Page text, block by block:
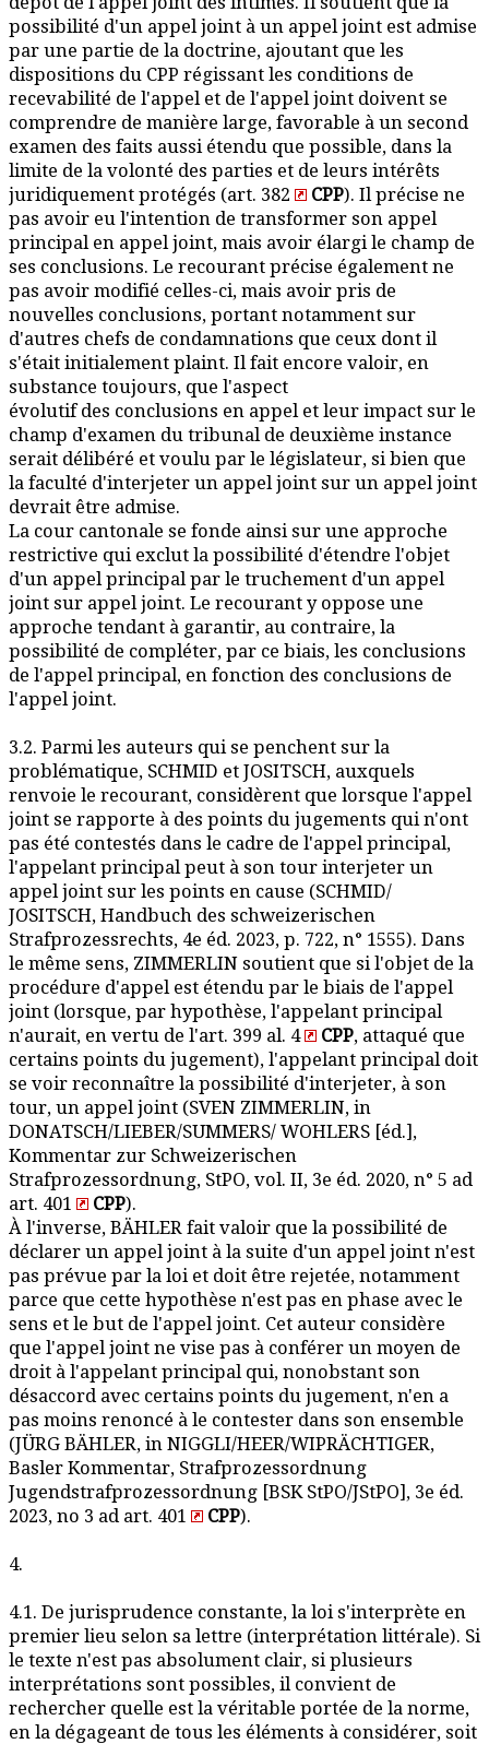
possibilité d'un appel joint à un appel joint est admise
par une partie de la doctrine, ajoutant que les
dispositions du CPP régissant les conditions de
recevabilité de l'appel et de l'appel joint doivent se
comprendre de manière large, favorable à un second
examen des faits aussi étendu que possible, dans la
limite de la volonté des parties et de leurs intérêts
juridiquement protégés (art. 382
CPP). Il précise ne
pas avoir eu l'intention de transformer son appel
principal en appel joint, mais avoir élargi le champ de
ses conclusions. Le recourant précise également ne
pas avoir modifié celles-ci, mais avoir pris de
nouvelles conclusions, portant notamment sur
d'autres chefs de condamnations que ceux dont il
s'était initialement plaint. Il fait encore valoir, en
substance toujours, que l'aspect
évolutif des conclusions en appel et leur impact sur le
champ d'examen du tribunal de deuxième instance
serait délibéré et voulu par le législateur, si bien que
la faculté d'interjeter un appel joint sur un appel joint
devrait être admise.
La cour cantonale se fonde ainsi sur une approche
restrictive qui exclut la possibilité d'étendre l'objet
d'un appel principal par le truchement d'un appel
joint sur appel joint. Le recourant y oppose une
approche tendant à garantir, au contraire, la
possibilité de compléter, par ce biais, les conclusions
de l'appel principal, en fonction des conclusions de
l'appel joint.
3.2. Parmi les auteurs qui se penchent sur la
problématique, SCHMID et JOSITSCH, auxquels
renvoie le recourant, considèrent que lorsque l'appel
joint se rapporte à des points du jugements qui n'ont
pas été contestés dans le cadre de l'appel principal,
l'appelant principal peut à son tour interjeter un
appel joint sur les points en cause (SCHMID/
JOSITSCH, Handbuch des schweizerischen
Strafprozessrechts, 4e éd. 2023, p. 722, n° 1555). Dans
le même sens, ZIMMERLIN soutient que si l'objet de la
procédure d'appel est étendu par le biais de l'appel
joint (lorsque, par hypothèse, l'appelant principal
n'aurait, en vertu de l'art. 399 al. 4
CPP, attaqué que
certains points du jugement), l'appelant principal doit
se voir reconnaître la possibilité d'interjeter, à son
tour, un appel joint (SVEN ZIMMERLIN, in
DONATSCH/LIEBER/SUMMERS/ WOHLERS [éd.],
Kommentar zur Schweizerischen
Strafprozessordnung, StPO, vol. II, 3e éd. 2020, n° 5 ad
art. 401
CPP).
À l'inverse, BÄHLER fait valoir que la possibilité de
déclarer un appel joint à la suite d'un appel joint n'est
pas prévue par la loi et doit être rejetée, notamment
parce que cette hypothèse n'est pas en phase avec le
sens et le but de l'appel joint. Cet auteur considère
que l'appel joint ne vise pas à conférer un moyen de
droit à l'appelant principal qui, nonobstant son
désaccord avec certains points du jugement, n'en a
pas moins renoncé à le contester dans son ensemble
(JÜRG BÄHLER, in NIGGLI/HEER/WIPRÄCHTIGER,
Basler Kommentar, Strafprozessordnung
Jugendstrafprozessordnung [BSK StPO/JStPO], 3e éd.
2023, no 3 ad art. 401
CPP).
4.
4.1. De jurisprudence constante, la loi s'interprète en
premier lieu selon sa lettre (interprétation littérale). Si
le texte n'est pas absolument clair, si plusieurs
interprétations sont possibles, il convient de
rechercher quelle est la véritable portée de la norme,
en la dégageant de tous les éléments à considérer, soit